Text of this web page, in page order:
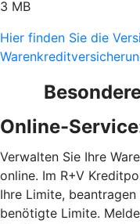
3 MB
Hier finden Sie die
Online-
Verwalten Sie Ihre
online. Im R+V
Ihre Limite,
benötigte Limite.